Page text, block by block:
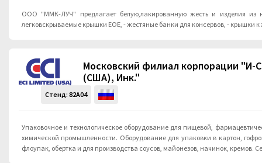
ООО "ММК-ЛУЧ" предлагает белую,лакированную жесть и изделия из
легковскрываемые крышки ЕОЕ, - жестяные банки для консервов, - крышки
Московский филиал корпорации "И-
(США), Инк."
Стенд: 82A04
Упаковочное и технологическое оборудование для пищевой,
химической промышленности. Оборудование для упаковки в картон,
флоупак, обертка и для производства соусов, майонезов, начинок, кремов.